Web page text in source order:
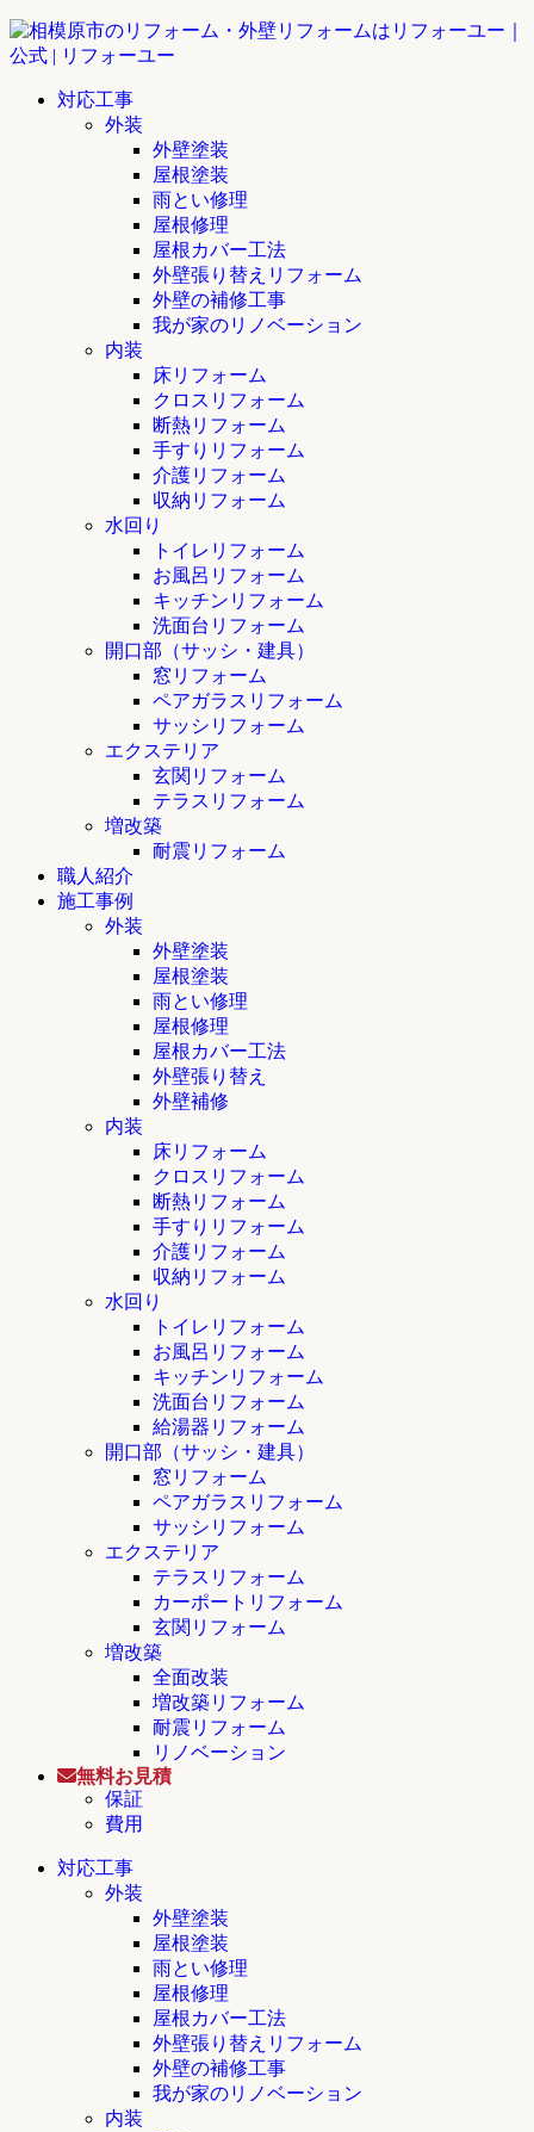
対応工事
外装
外壁塗装
屋根塗装
雨とい修理
屋根修理
屋根カバー工法
外壁張り替えリフォーム
外壁の補修工事
我が家のリノベーション
内装
床リフォーム
クロスリフォーム
断熱リフォーム
手すりリフォーム
介護リフォーム
収納リフォーム
水回り
トイレリフォーム
お風呂リフォーム
キッチンリフォーム
洗面台リフォーム
開口部（サッシ・建具）
窓リフォーム
ペアガラスリフォーム
サッシリフォーム
エクステリア
玄関リフォーム
テラスリフォーム
増改築
耐震リフォーム
職人紹介
施工事例
外装
外壁塗装
屋根塗装
雨とい修理
屋根修理
屋根カバー工法
外壁張り替え
外壁補修
内装
床リフォーム
クロスリフォーム
断熱リフォーム
手すりリフォーム
介護リフォーム
収納リフォーム
水回り
トイレリフォーム
お風呂リフォーム
キッチンリフォーム
洗面台リフォーム
給湯器リフォーム
開口部（サッシ・建具）
窓リフォーム
ペアガラスリフォーム
サッシリフォーム
エクステリア
テラスリフォーム
カーポートリフォーム
玄関リフォーム
増改築
全面改装
増改築リフォーム
耐震リフォーム
リノベーション
無料お見積
保証
費用
対応工事
外装
外壁塗装
屋根塗装
雨とい修理
屋根修理
屋根カバー工法
外壁張り替えリフォーム
外壁の補修工事
我が家のリノベーション
内装